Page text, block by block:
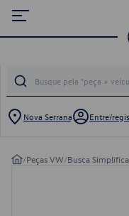
Nova Serrana Entre/
/Peças VW/Busca